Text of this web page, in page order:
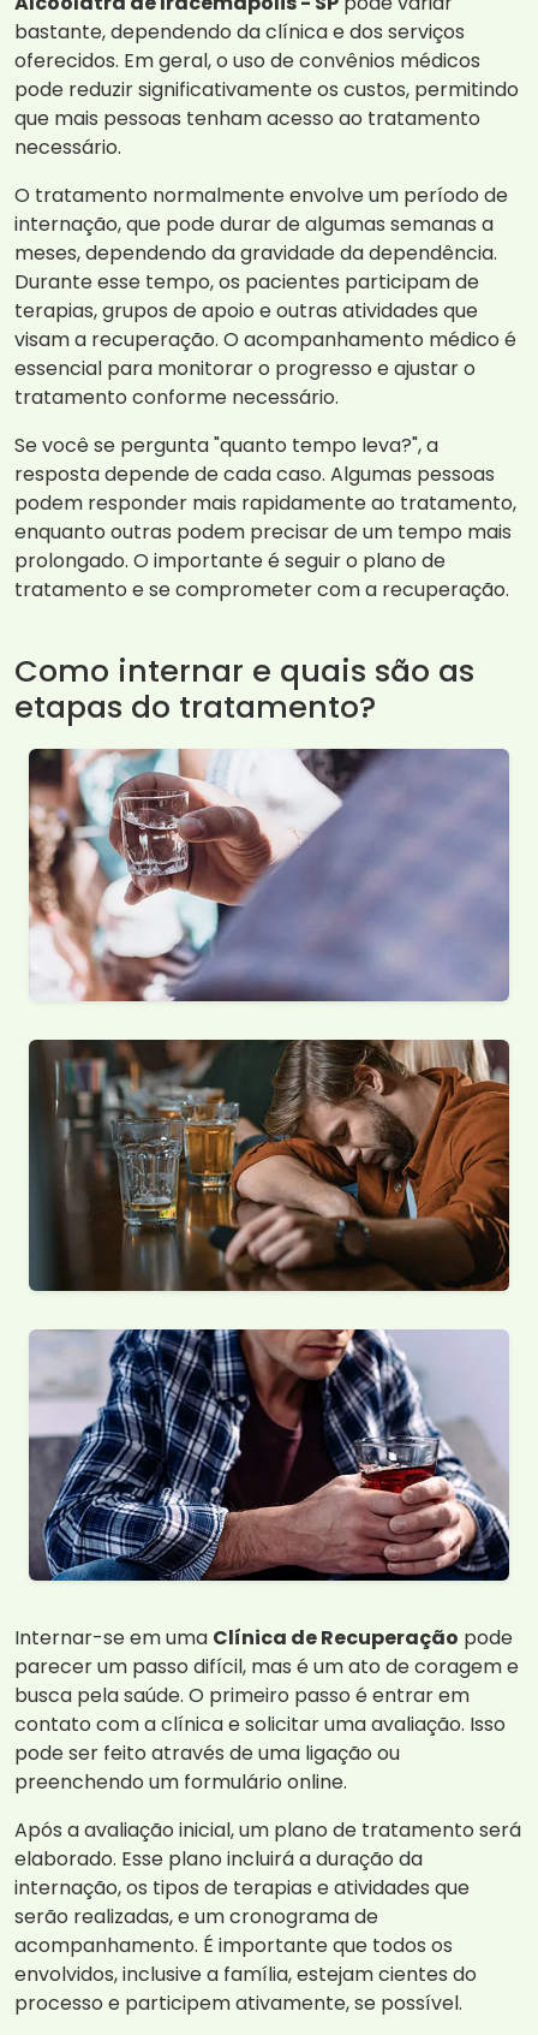
bastante, dependendo da clínica e dos serviços
oferecidos. Em geral, o uso de convênios médicos
pode reduzir significativamente os custos, permitindo
que mais pessoas tenham acesso ao tratamento
necessário.
O tratamento normalmente envolve um período de
internação, que pode durar de algumas semanas a
meses, dependendo da gravidade da dependência.
Durante esse tempo, os pacientes participam de
terapias, grupos de apoio e outras atividades que
visam a recuperação. O acompanhamento médico é
essencial para monitorar o progresso e ajustar o
tratamento conforme necessário.
Se você se pergunta "quanto tempo leva?", a
resposta depende de cada caso. Algumas pessoas
podem responder mais rapidamente ao tratamento,
enquanto outras podem precisar de um tempo mais
prolongado. O importante é seguir o plano de
tratamento e se comprometer com a recuperação.
Como internar e quais são as
etapas do tratamento?
Internar-se em uma Clínica de Recuperação pode
parecer um passo difícil, mas é um ato de coragem e
busca pela saúde. O primeiro passo é entrar em
contato com a clínica e solicitar uma avaliação. Isso
pode ser feito através de uma ligação ou
preenchendo um formulário online.
Após a avaliação inicial, um plano de tratamento será
elaborado. Esse plano incluirá a duração da
internação, os tipos de terapias e atividades que
serão realizadas, e um cronograma de
acompanhamento. É importante que todos os
envolvidos, inclusive a família, estejam cientes do
processo e participem ativamente, se possível.